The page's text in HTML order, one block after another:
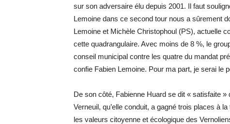
sur son adversaire élu depuis 2001. Il faut
Lemoine dans ce second tour nous a sûrement
Lemoine et Michèle Christophoul (PS), actuelle
cette quadrangulaire. Avec moins de 8 %, le
conseil municipal contre les quatre du mandat
confie Fabien Lemoine. Pour ma part, je serai le
De son côté, Fabienne Huard se dit « satisfaite
Verneuil, qu’elle conduit, a gagné trois places à
les valeurs citoyenne et écologique des